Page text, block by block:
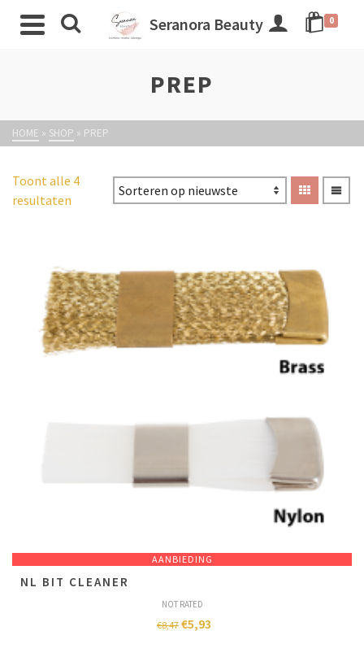
Seranora Beauty 0
PREP
HOME » SHOP » PREP
Toont alle 4
resultaten
AANBIEDING
NL BIT CLEANER
NOT RATED
€8,47 €5,93